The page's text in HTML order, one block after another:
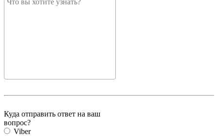
Куда отправить ответ на ваш
вопрос?
Viber